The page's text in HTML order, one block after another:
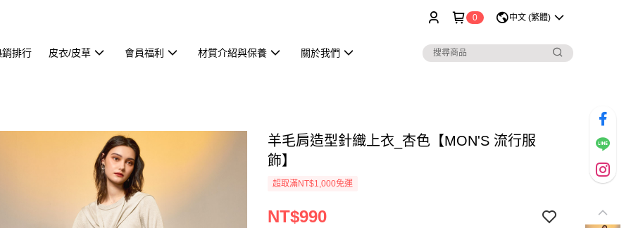
0 中文 (繁體)
銷排行 皮衣/皮草 會員福利 材質介紹與保養 關於我們
羊毛肩造型針織上衣_杏色【MON'S 流行服
飾】
超取滿NT$1,000免運
NT$990